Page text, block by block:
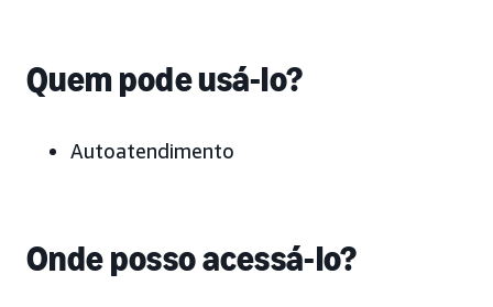
Quem pode usá-lo?
Autoatendimento
Onde posso acessá-lo?